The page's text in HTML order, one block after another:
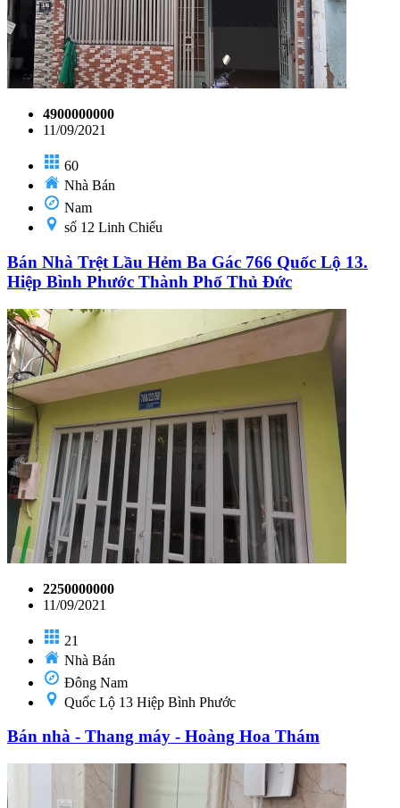
4900000000
11/09/2021
60
Nhà Bán
Nam
số 12 Linh Chiểu
Bán Nhà Trệt Lầu Hẻm Ba Gác 766 Quốc Lộ 13.
Hiệp Bình Phước Thành Phố Thủ Đức
2250000000
11/09/2021
21
Nhà Bán
Đông Nam
Quốc Lộ 13 Hiệp Bình Phước
Bán nhà - Thang máy - Hoàng Hoa Thám